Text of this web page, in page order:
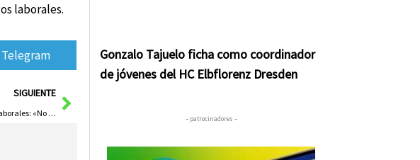
laborales.
Telegram
SIGUIENTE
Page Quiere Saber las Peticiones de Junts a Díaz sobre Horas Laborales: «No Vende a España»
Siguiente
Gonzalo Tajuelo ficha como coordinador
de jóvenes del HC Elbflorenz Dresden
– patrocinadores –